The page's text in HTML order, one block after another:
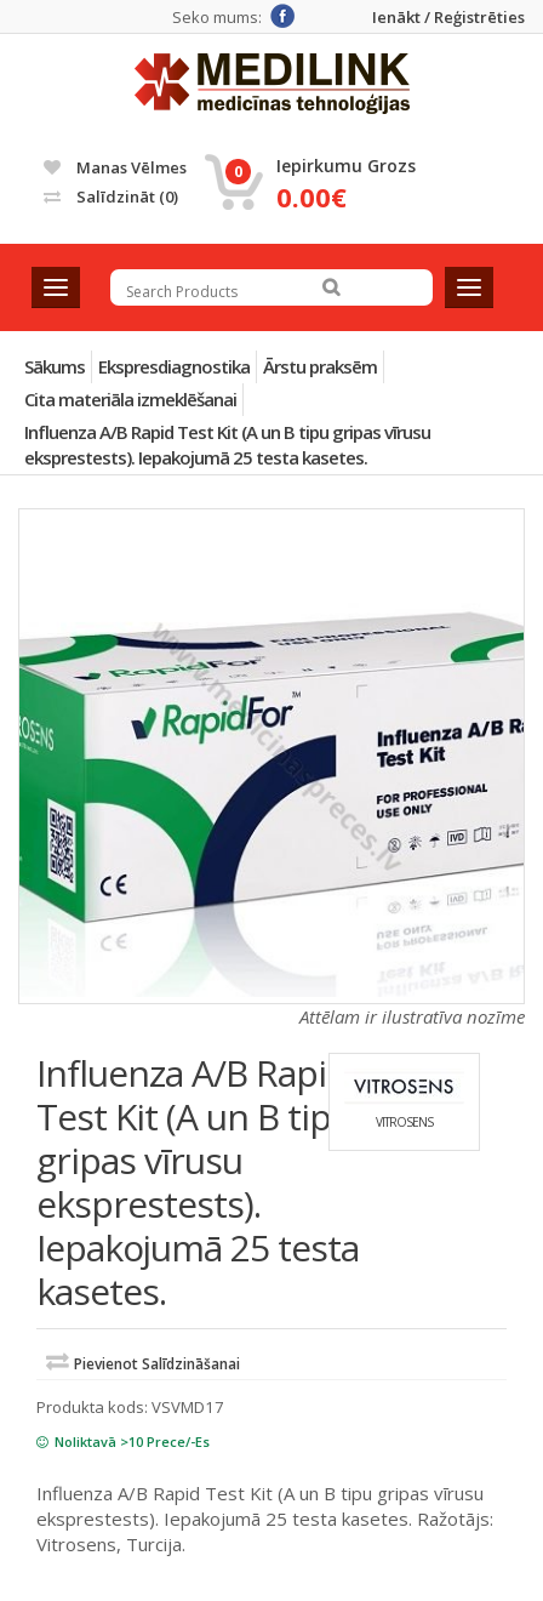
Ienākt / Reģistrēties
Seko mums:
Manas Vēlmes
Salīdzināt (0)
0 Iepirkumu Grozs
0.00€
T
o
g
g
e
n
a
i
o
n
T
o
g
i
i
o
n
Sākums Ekspresdiagnostika Ārstu praksēm
Cita materiāla izmeklēšanai
Influenza A/B Rapid Test Kit (A un B tipu gripas vīrusu
eksprestests). Iepakojumā 25 testa kasetes.
Attēlam ir ilustratīva nozīme
Influenza A/B Rapid
Test Kit (A un B tipu
gripas vīrusu
eksprestests).
Iepakojumā 25 testa
kasetes.
VITROSENS
Pievienot Salīdzināšanai
Produkta kods: VSVMD17
Noliktavā >10 Prece/-Es
Influenza A/B Rapid Test Kit (A un B tipu gripas vīrusu
eksprestests). Iepakojumā 25 testa kasetes. Ražotājs:
Vitrosens, Turcija.